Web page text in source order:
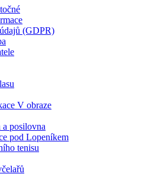
(GDPR)
V obraze
posilovna
pod Lopeníkem
tenisu